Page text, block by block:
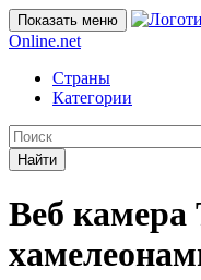
Показать меню
Online.net
Страны
Категории
Найти
Веб камера